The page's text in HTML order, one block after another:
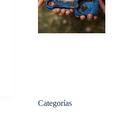
Categorías